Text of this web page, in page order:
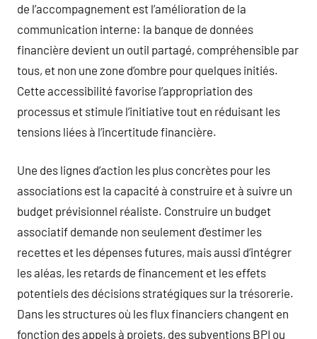
de l’accompagnement est l’amélioration de la
communication interne: la banque de données
financière devient un outil partagé, compréhensible par
tous, et non une zone d’ombre pour quelques initiés.
Cette accessibilité favorise l’appropriation des
processus et stimule l’initiative tout en réduisant les
tensions liées à l’incertitude financière.
Une des lignes d’action les plus concrètes pour les
associations est la capacité à construire et à suivre un
budget prévisionnel réaliste. Construire un budget
associatif demande non seulement d’estimer les
recettes et les dépenses futures, mais aussi d’intégrer
les aléas, les retards de financement et les effets
potentiels des décisions stratégiques sur la trésorerie.
Dans les structures où les flux financiers changent en
fonction des appels à projets, des subventions BPI ou